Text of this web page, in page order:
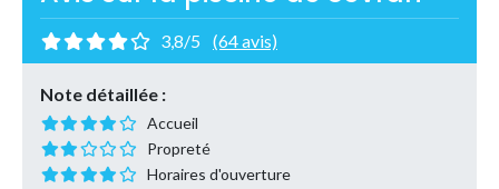
3,8/5 (64 avis)
Note détaillée :
Accueil
Propreté
Horaires d'ouverture